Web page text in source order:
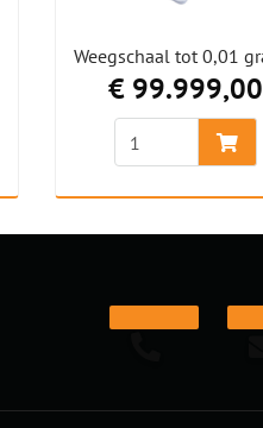
€ 99.999,00